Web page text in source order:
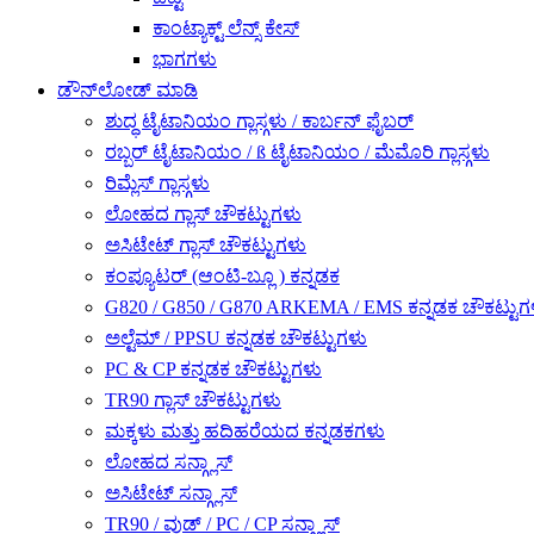
ಕಾಂಟ್ಯಾಕ್ಟ್ ಲೆನ್ಸ್ ಕೇಸ್
ಭಾಗಗಳು
ಡೌನ್‌ಲೋಡ್ ಮಾಡಿ
ಶುದ್ಧ ಟೈಟಾನಿಯಂ ಗ್ಲಾಸ್ಗಳು / ಕಾರ್ಬನ್ ಫೈಬರ್
ರಬ್ಬರ್ ಟೈಟಾನಿಯಂ / ß ಟೈಟಾನಿಯಂ / ಮೆಮೊರಿ ಗ್ಲಾಸ್ಗಳು
ರಿಮ್ಲೆಸ್ ಗ್ಲಾಸ್ಗಳು
ಲೋಹದ ಗ್ಲಾಸ್ ಚೌಕಟ್ಟುಗಳು
ಅಸಿಟೇಟ್ ಗ್ಲಾಸ್ ಚೌಕಟ್ಟುಗಳು
ಕಂಪ್ಯೂಟರ್ (ಆಂಟಿ-ಬ್ಲೂ ) ಕನ್ನಡಕ
G820 / G850 / G870 ARKEMA / EMS ಕನ್ನಡಕ
ಅಲ್ಟೆಮ್ / PPSU ಕನ್ನಡಕ ಚೌಕಟ್ಟುಗಳು
PC & CP ಕನ್ನಡಕ ಚೌಕಟ್ಟುಗಳು
TR90 ಗ್ಲಾಸ್ ಚೌಕಟ್ಟುಗಳು
ಮಕ್ಕಳು ಮತ್ತು ಹದಿಹರೆಯದ ಕನ್ನಡಕಗಳು
ಲೋಹದ ಸನ್ಗ್ಲಾಸ್
ಅಸಿಟೇಟ್ ಸನ್ಗ್ಲಾಸ್
TR90 / ವುಡ್ / PC / CP ಸನ್ಗ್ಲಾಸ್